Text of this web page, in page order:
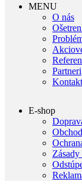
MENU
O nás
Partneri
Kontakt
E-shop